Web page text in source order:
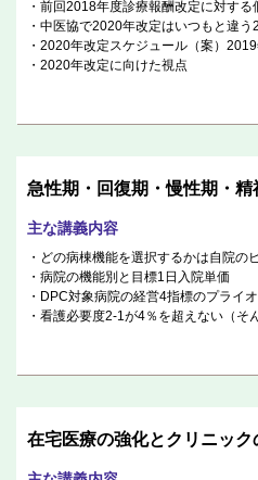
前回2018年度診療報酬改定に対する
中医協で2020年改定はいつもと違う
2020年改定スケジュール（案）
2020年改定に向けた視点
急性期・回復期・慢性期・
主な講義内容
どの病棟機能を選択するかは自院の
病院の機能別と目標1日入院単価
DPC対象病院の経営4指標のプライ
看護必要度2-1が4％を超えない（そ
在宅医療の強化とクリニック